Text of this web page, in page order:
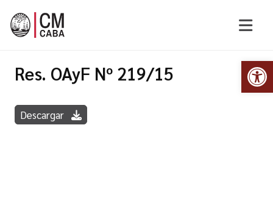
Res. OAyF Nº 219/15
Descargar